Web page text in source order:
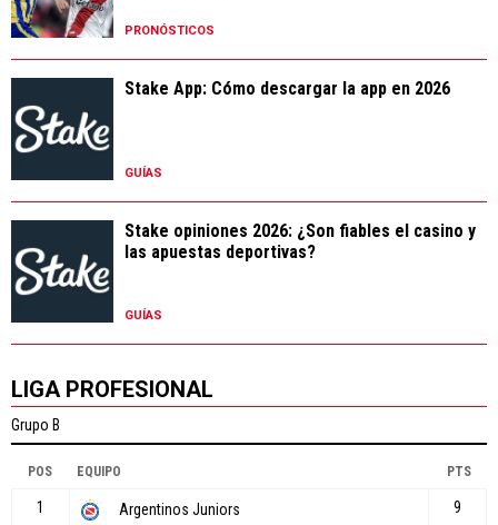
PRONÓSTICOS
Stake App: Cómo descargar la app en 2026
GUÍAS
Stake opiniones 2026: ¿Son fiables el casino y
las apuestas deportivas?
GUÍAS
LIGA PROFESIONAL